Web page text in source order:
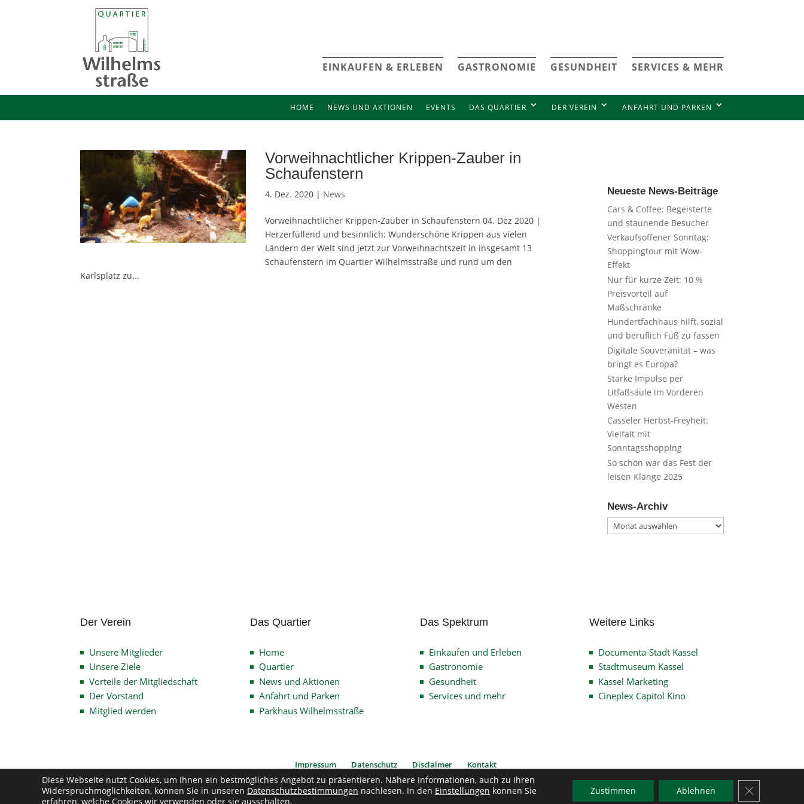
EINKAUFEN & ERLEBEN GASTRONOMIE GESUNDHEIT SERVICES & MEHR
HOME NEWS UND AKTIONEN EVENTS DAS QUARTIER DER VEREIN ANFAHRT UND PARKEN
Vorweihnachtlicher Krippen-Zauber in
Schaufenstern
4. Dez. 2020 | News
Vorweihnachtlicher Krippen-Zauber in Schaufenstern 04. Dez 2020 |
Herzerfüllend und besinnlich: Wunderschöne Krippen aus vielen
Ländern der Welt sind jetzt zur Vorweihnachtszeit in insgesamt 13
Schaufenstern im Quartier Wilhelmsstraße und rund um den
Karlsplatz zu...
Neueste News-Beiträge
Cars & Coffee: Begeisterte
und staunende Besucher
Verkaufsoffener Sonntag:
Shoppingtour mit Wow-
Effekt
Nur für kurze Zeit: 10 %
Preisvorteil auf
Maßschränke
Hundertfachhaus hilft, sozial
und beruflich Fuß zu fassen
Digitale Souveränität – was
bringt es Europa?
Starke Impulse per
Litfaßsäule im Vorderen
Westen
Casseler Herbst-Freyheit:
Vielfalt mit
Sonntagsshopping
So schön war das Fest der
leisen Klänge 2025
News-Archiv
News-
Archiv
Der Verein
Unsere Mitglieder
Unsere Ziele
Vorteile der Mitgliedschaft
Der Vorstand
Mitglied werden
Das Quartier
Home
Quartier
News und Aktionen
Anfahrt und Parken
Parkhaus Wilhelmsstraße
Das Spektrum
Einkaufen und Erleben
Gastronomie
Gesundheit
Services und mehr
Weitere Links
Documenta-Stadt Kassel
Stadtmuseum Kassel
Kassel Marketing
Cineplex Capitol Kino
Impressum Datenschutz Disclaimer Kontakt
Copyright © 2026Verein Quartier Wilhelmsstrasse | Alle Rechte vorbehalten
Diese Webseite nutzt Cookies, um Ihnen ein bestmögliches Angebot zu präsentieren. Nähere Informationen, auch zu Ihren
Widerspruchmöglichkeiten, können Sie in unseren Datenschutzbestimmungen nachlesen. In den Einstellungen können Sie
erfahren, welche Cookies wir verwenden oder sie ausschalten.
Zustimmen Ablehnen GDPR